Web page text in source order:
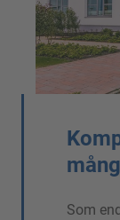
Som